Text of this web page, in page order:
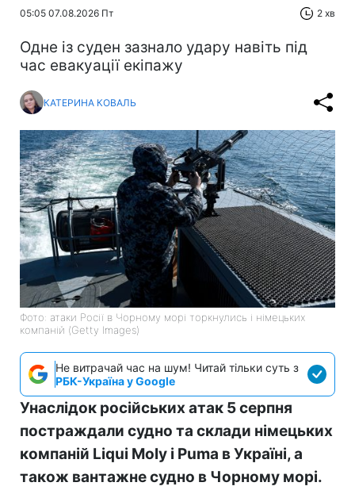
05:05 07.08.2026 Пт 2 хв
Одне із суден зазнало удару навіть під
час евакуації екіпажу
КАТЕРИНА КОВАЛЬ
Фото: атаки Росії в Чорному морі торкнулись і німецьких
компаній (Getty Images)
Не витрачай час на шум! Читай тільки суть з
РБК-Україна у Google
Унаслідок російських атак 5 серпня
постраждали судно та склади німецьких
компаній Liqui Moly і Puma в Україні, а
також вантажне судно в Чорному морі.